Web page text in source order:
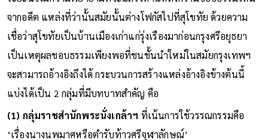
จากอดีต แหล่งที่ว่านั้นสมัยนั้นต่างโฟกัสไปที่สุโขทัย ด้วยความ
เชื่อว่าสุโขทัยเป็นบ้านเมืองเก่าแก่รุ่งเรืองมาก่อนกรุงศรีอยุธยา
เป็นเหตุผลชอบธรรมเพียงพอที่ชนชั้นนำใหม่ในสมัยกรุงเทพฯ
จะสามารถอ้างอิงถึงได้ กระบวนการสร้างแหล่งอ้างอิงข้างต้นนี้
แบ่งได้เป็น 2 กลุ่มที่มีบทบาทสำคัญ คือ
(1) กลุ่มราชสำนักพระนั่งเกล้าฯ ที่เน้นการใช้วรรณกรรมคือ
‘เรื่องนางนพมาศหรือตำรับท้าวศรีจุฬาลักษณ์’